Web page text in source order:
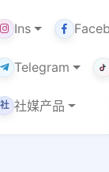
言：中文
Ins
Telegram
社 社媒产品